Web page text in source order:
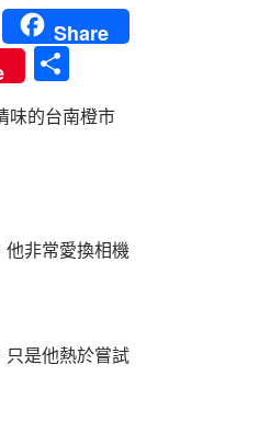
Li
Share
享
味的台南橙市
非常愛換相機
只是他熱於嘗試